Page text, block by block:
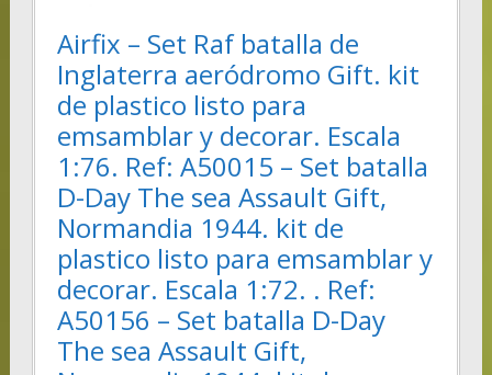
Airfix – Set Raf batalla de
Inglaterra aeródromo Gift. kit
de plastico listo para
emsamblar y decorar. Escala
1:76. Ref: A50015 – Set batalla
D-Day The sea Assault Gift,
Normandia 1944. kit de
plastico listo para emsamblar y
decorar. Escala 1:72. . Ref:
A50156 – Set batalla D-Day
The sea Assault Gift,